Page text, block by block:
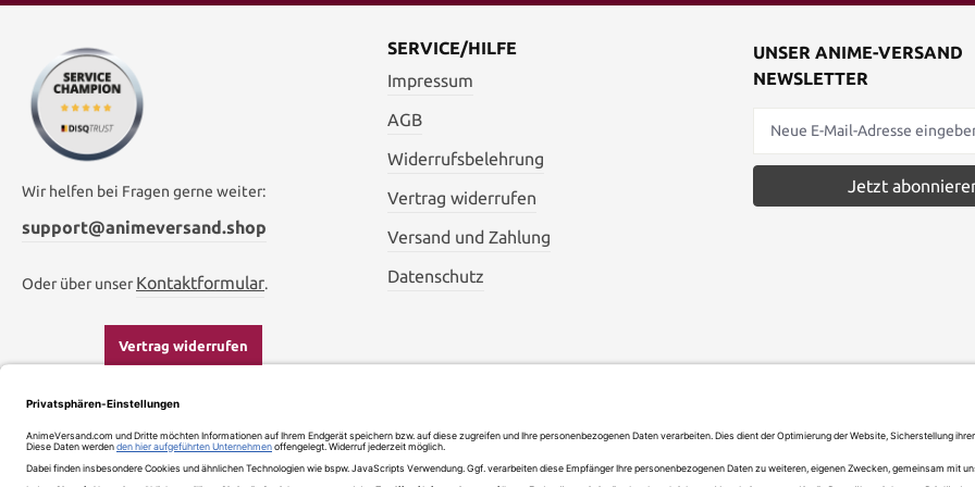
Wir helfen bei Fragen gerne weiter:
support@animeversand.shop
Oder über unser Kontaktformular.
Vertrag widerrufen
SERVICE/HILFE
Impressum
AGB
Widerrufsbelehrung
Vertrag widerrufen
Versand und Zahlung
Datenschutz
UNSER ANIME-VERSAND
NEWSLETTER
Jetzt